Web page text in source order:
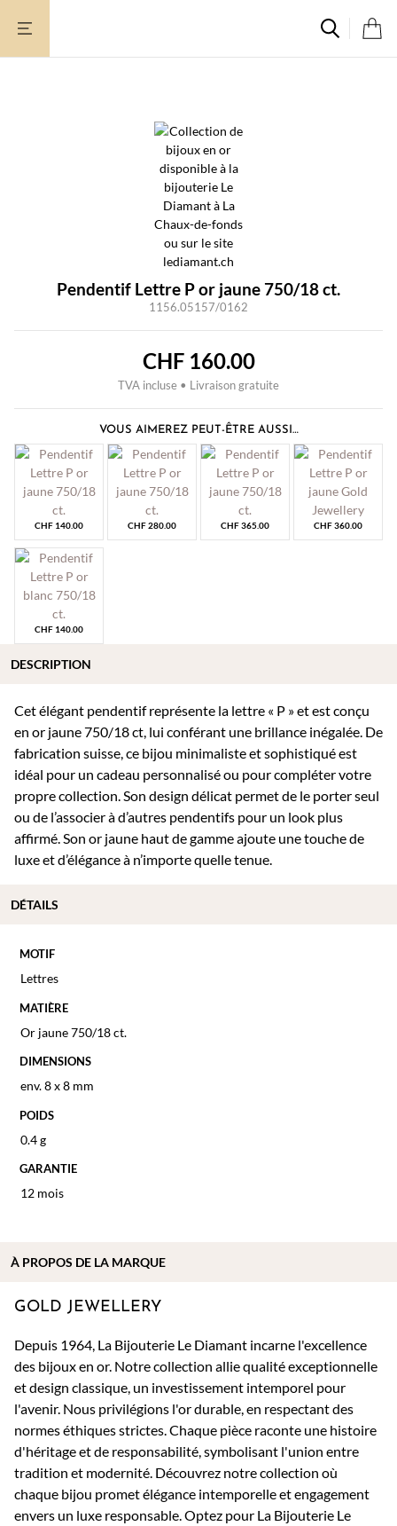
Pendentif Lettre P or jaune 750/18 ct.
1156.05157/0162
CHF160.00
TVA incluse • Livraison gratuite
VOUS AIMEREZ PEUT-ÊTRE AUSSI…
CHF 140.00 CHF280.00 CHF365.00 CHF360.00
CHF 140.00
Cet élégant pendentif représente la lettre « P » et est conçu
en or jaune 750/18 ct, lui conférant une brillance inégalée. De
fabrication suisse, ce bijou minimaliste et sophistiqué est
idéal pour un cadeau personnalisé ou pour compléter votre
propre collection. Son design délicat permet de le porter seul
ou de l’associer à d’autres pendentifs pour un look plus
affirmé. Son or jaune haut de gamme ajoute une touche de
luxe et d’élégance à n’importe quelle tenue.
MOTIF
Lettres
MATIÈRE
Or jaune 750/18 ct.
DIMENSIONS
env. 8 x 8 mm
POIDS
0.4 g
GARANTIE
12 mois
GOLD JEWELLERY
Depuis 1964, La Bijouterie Le Diamant incarne l'excellence
des bijoux en or. Notre collection allie qualité exceptionnelle
et design classique, un investissement intemporel pour
l'avenir. Nous privilégions l'or durable, en respectant des
normes éthiques strictes. Chaque pièce raconte une histoire
d'héritage et de responsabilité, symbolisant l'union entre
tradition et modernité. Découvrez notre collection où
chaque bijou promet élégance intemporelle et engagement
envers un luxe responsable. Optez pour La Bijouterie Le
DESCRIPTION
DÉTAILS
À PROPOS DE LA MARQUE